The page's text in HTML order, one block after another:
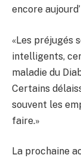
encore
«Les préjugés
intelligents,
maladie du
Certains
souvent les
faire.»
La prochaine